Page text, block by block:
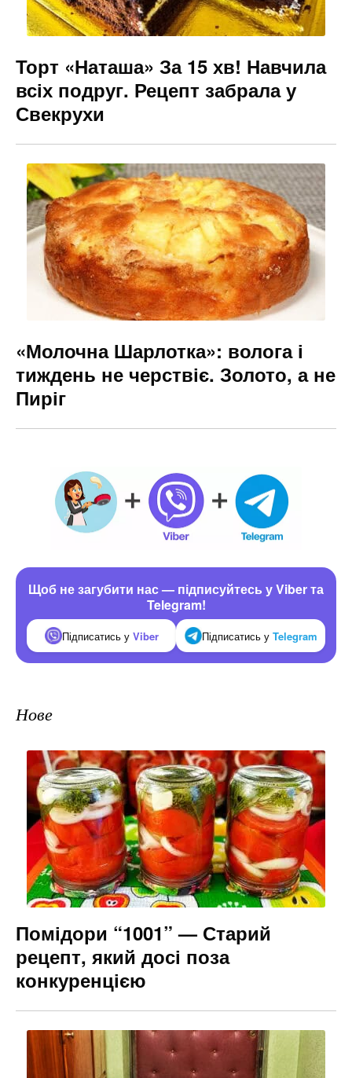
Торт «Наташа» За 15 хв! Навчила
всіх подруг. Рецепт забрала у
Свекрухи
«Молочна Шарлотка»: волога і
тиждень не черствіє. Золото, а не
Пиріг
Щоб не загубити нас — підписуйтесь у Viber та
Telegram!
Підписатись у Viber Підписатись у Telegram
Нове
Помідори “1001” — Старий
рецепт, який досі поза
конкуренцією